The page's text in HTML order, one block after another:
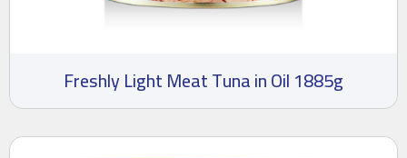
Freshly Light Meat Tuna in Oil 1885g